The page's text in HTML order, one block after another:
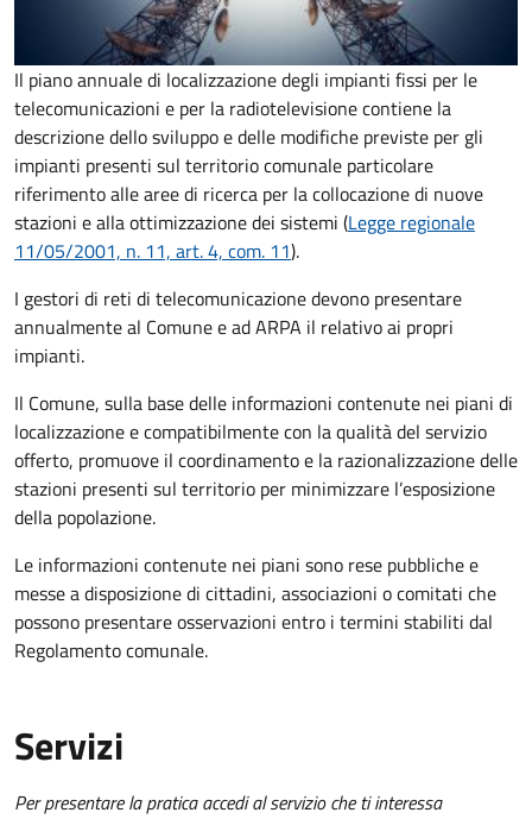
Il piano annuale di localizzazione degli impianti fissi per le
telecomunicazioni e per la radiotelevisione contiene la
descrizione dello sviluppo e delle modifiche previste per gli
impianti presenti sul territorio comunale particolare
riferimento alle aree di ricerca per la collocazione di nuove
stazioni e alla ottimizzazione dei sistemi (Legge regionale
11/05/2001, n. 11, art. 4, com. 11).
I gestori di reti di telecomunicazione devono presentare
annualmente al Comune e ad ARPA il relativo ai propri
impianti.
Il Comune, sulla base delle informazioni contenute nei piani di
localizzazione ecompatibilmente con la qualità del servizio
offerto, promuove il coordinamento e la razionalizzazione delle
stazioni presenti sul territorio per minimizzare l’esposizione
della popolazione.
Le informazioni contenute nei piani sono rese pubbliche e
messe a disposizione di cittadini, associazioni o comitati che
possono presentare osservazioni entro i termini stabiliti dal
Regolamento comunale.
Servizi
Per presentare la pratica accedi al servizio che ti interessa